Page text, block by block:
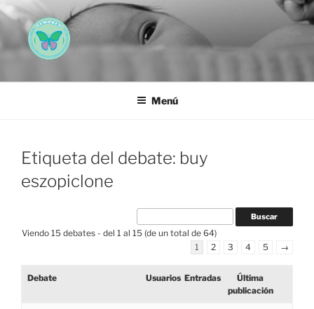
Saltar
al
contenido
AEMAREH
Menú
Etiqueta del debate: buy
eszopiclone
Viendo 15 debates - del 1 al 15 (de un total de 64)
1
2 3 4 5 →
Debate Usuarios Entradas
Última
publicación